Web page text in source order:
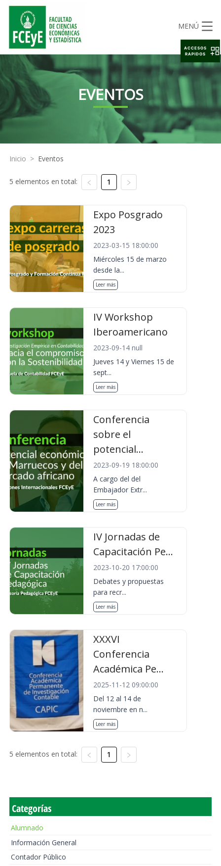
MENÚ
EVENTOS
Inicio > Eventos
5 elementos en total: 1
Expo Posgrado
2023
2023-03-15 18:00:00
Miércoles 15 de marzo
desde la...
Leer más
IV Workshop
Iberoamericano
2023-09-14 null
Jueves 14 y Viernes 15 de
sept...
Leer más
Conferencia
sobre el
potencial...
2023-09-19 18:00:00
A cargo del del
Embajador Extr...
Leer más
IV Jornadas de
Capacitación Pe...
2023-10-20 17:00:00
Debates y propuestas
para recr...
Leer más
XXXVI
Conferencia
Académica Pe...
2025-11-12 09:00:00
Del 12 al 14 de
noviembre en n...
Leer más
5 elementos en total: 1
Categorías
Alumnado
Información General
Contador Público
ACCESOS
RAPIDOS